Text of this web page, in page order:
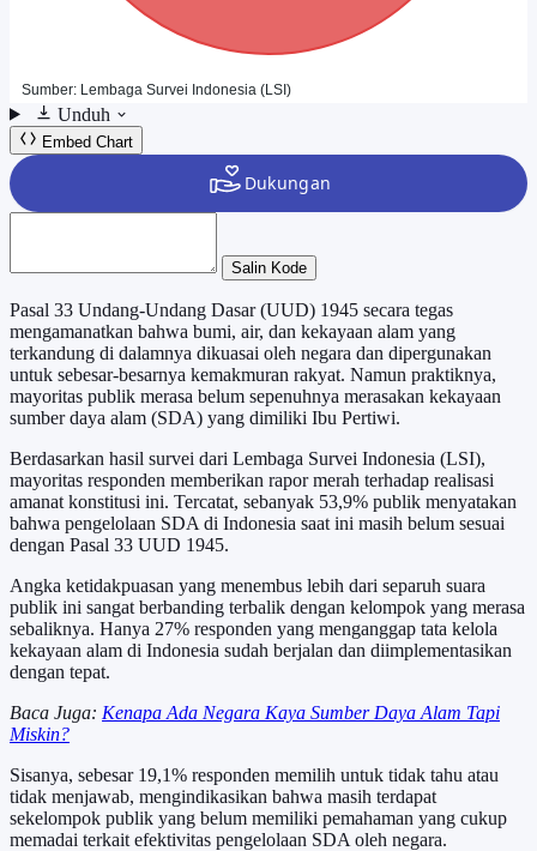
Unduh
Embed Chart
Salin Kode
Pasal 33 Undang-Undang Dasar (UUD) 1945 secara tegas
mengamanatkan bahwa bumi, air, dan kekayaan alam yang
terkandung di dalamnya dikuasai oleh negara dan dipergunakan
untuk sebesar-besarnya kemakmuran rakyat. Namun praktiknya,
mayoritas publik merasa belum sepenuhnya merasakan kekayaan
sumber daya alam (SDA) yang dimiliki Ibu Pertiwi.
Berdasarkan hasil survei dari Lembaga Survei Indonesia (LSI),
mayoritas responden memberikan rapor merah terhadap realisasi
amanat konstitusi ini. Tercatat, sebanyak 53,9% publik menyatakan
bahwa pengelolaan SDA di Indonesia saat ini masih belum sesuai
dengan Pasal 33 UUD 1945.
Angka ketidakpuasan yang menembus lebih dari separuh suara
publik ini sangat berbanding terbalik dengan kelompok yang merasa
sebaliknya. Hanya 27% responden yang menganggap tata kelola
kekayaan alam di Indonesia sudah berjalan dan diimplementasikan
dengan tepat.
Baca Juga: Kenapa Ada Negara Kaya Sumber Daya Alam Tapi
Miskin?
Sisanya, sebesar 19,1% responden memilih untuk tidak tahu atau
tidak menjawab, mengindikasikan bahwa masih terdapat
sekelompok publik yang belum memiliki pemahaman yang cukup
memadai terkait efektivitas pengelolaan SDA oleh negara.